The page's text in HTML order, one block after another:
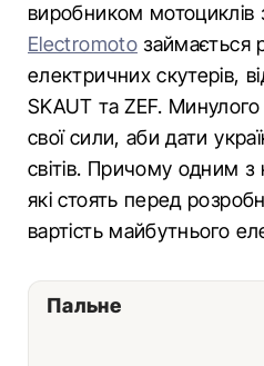
виробником
Electromotoзаймається
електричних скутерів,
SKAUT та ZEF.
свої сили, аби дати
світів. Причому одним
які стоять перед
вартість майбутнього
Пальне